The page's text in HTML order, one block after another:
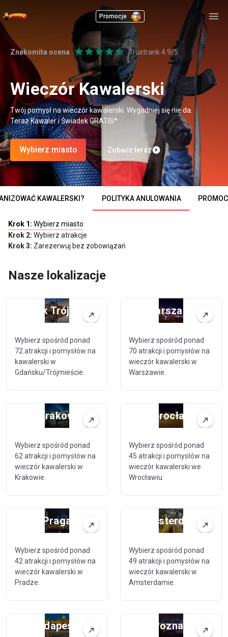
Promocje
Znakomita ocena Trustrank 4.9/5
Wieczór Kawalerski
Twój pomysł na wieczór kawalerski. Wygodniej się nie da.
Teraz Kawaler i Świadek GRATIS*
Wybierz miasto Zobacz teraz
-
KAWALERSKI? POLITYKA ANULOWANIA
Krok 1: Wybierz miasto
Krok 2: Wybierz atrakcje
Krok 3: Zarezerwuj bez zobowiązań
Nasze lokalizacje
Gdańsk Trójmiasto
Wybierz spośród ponad
72 atrakcji i pomysłów na
kawalerski w
Gdańsku/Trójmieście.
Warszawa
Wybierz spośród ponad
70 atrakcji i pomysłów na
wieczór kawalerski w
Warszawie.
Krakow
Wybierz spośród ponad
62 atrakcji i pomysłów na
wieczór kawalerski w
Krakowie.
Wrocław
Wybierz spośród ponad
45 atrakcji i pomysłów na
wieczór kawalerski we
Wrocławiu.
Praga
Wybierz spośród ponad
42 atrakcji i pomysłów na
wieczór kawalerski w
Pradze.
Amsterdam
Wybierz spośród ponad
49 atrakcji i pomysłów na
wieczór kawalerski w
Amsterdamie.
Budapeszt Poznań